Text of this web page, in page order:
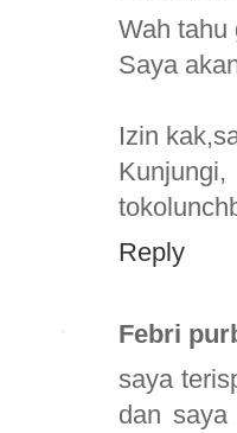
Wah tahu
Saya
Izin
Kunjungi,
Reply
Febri
saya
dan saya